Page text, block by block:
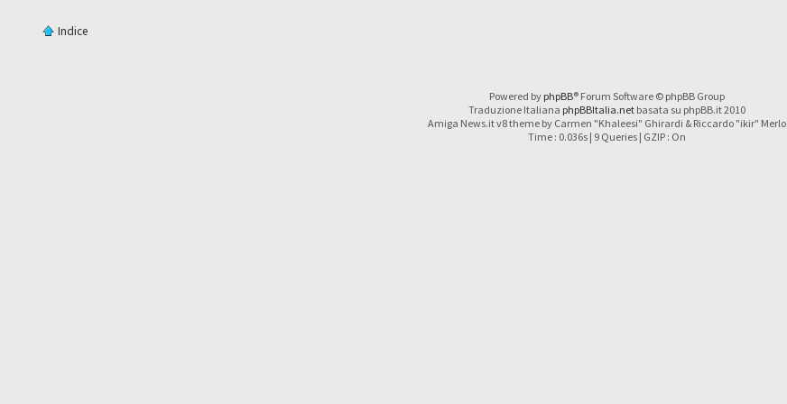
Indice
Powered by phpBB® Forum Software © phpBB Group
Traduzione Italiana phpBBItalia.netbasata su phpBB.it 2010
Amiga News.it v8 theme by Carmen "Khaleesi" Ghirardi & Riccardo "ikir" Merlo
Time : 0.036s | 9 Queries | GZIP : On